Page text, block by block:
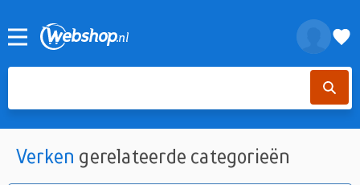
Verken gerelateerde categorieën